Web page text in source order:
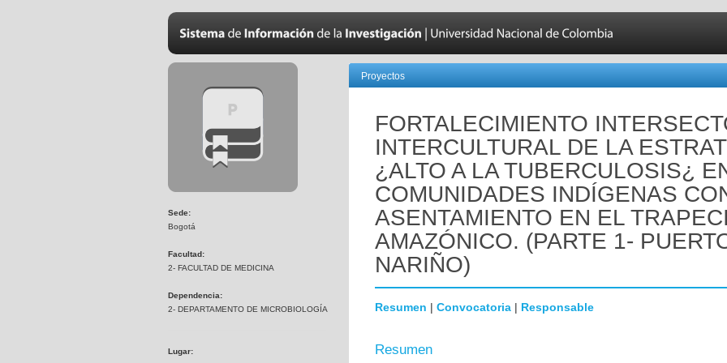
Sede:
Bogotá
Facultad:
2- FACULTAD DE MEDICINA
Dependencia:
2- DEPARTAMENTO DE MICROBIOLOGÍA
Lugar:
Proyectos
FORTALECIMIENTO
INTERCULTURAL DE LA
¿ALTO A LA TUBERCULOSIS¿
COMUNIDADES INDÍGENAS
ASENTAMIENTO EN EL
AMAZÓNICO. (PARTE 1-
NARIÑO)
Resumen | Convocatoria | Responsable
Resumen